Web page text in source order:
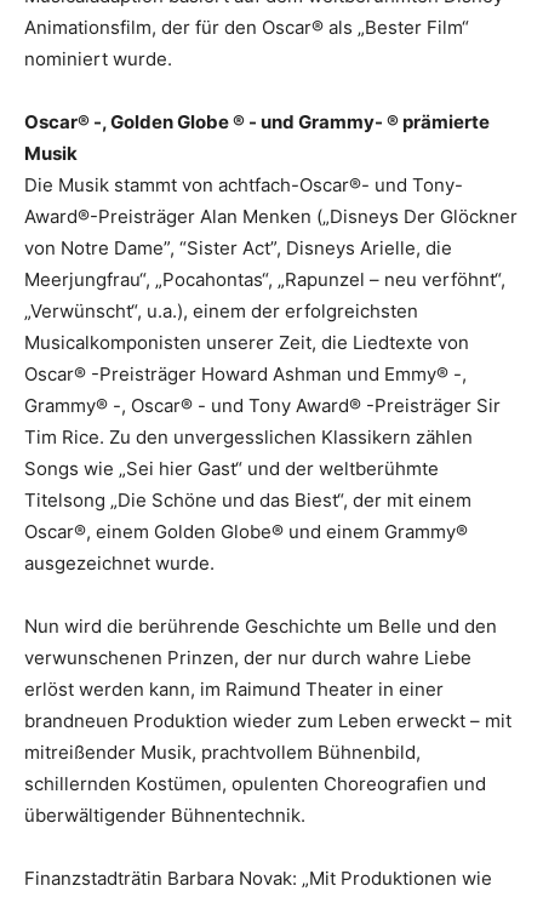
Animationsfilm, der für den Oscar® als „Bester Film“
nominiert wurde.
Oscar® -, Golden Globe ® - und Grammy- ® prämierte
Musik
Die Musik stammt von achtfach-Oscar®- und Tony-
Award®-Preisträger Alan Menken („Disneys Der Glöckner
von Notre Dame”, “Sister Act”, Disneys Arielle, die
Meerjungfrau“, „Pocahontas“, „Rapunzel – neu verföhnt“,
„Verwünscht“, u.a.), einem der erfolgreichsten
Musicalkomponisten unserer Zeit, die Liedtexte von
Oscar® -Preisträger Howard Ashman und Emmy® -,
Grammy® -, Oscar® - und Tony Award® -Preisträger Sir
Tim Rice. Zu den unvergesslichen Klassikern zählen
Songs wie „Sei hier Gast“ und der weltberühmte
Titelsong „Die Schöne und das Biest“, der mit einem
Oscar®, einem Golden Globe® und einem Grammy®
ausgezeichnet wurde.
Nun wird die berührende Geschichte um Belle und den
verwunschenen Prinzen, der nur durch wahre Liebe
erlöst werden kann, im Raimund Theater in einer
brandneuen Produktion wieder zum Leben erweckt – mit
mitreißender Musik, prachtvollem Bühnenbild,
schillernden Kostümen, opulenten Choreografien und
überwältigender Bühnentechnik.
Finanzstadträtin Barbara Novak: „Mit Produktionen wie